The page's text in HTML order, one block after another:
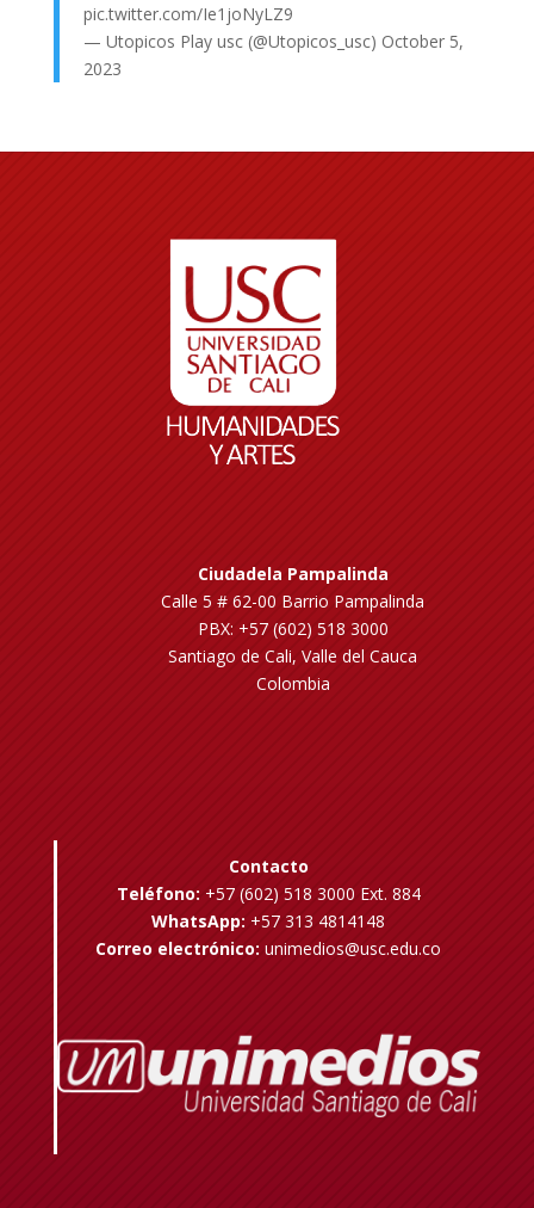
pic.twitter.com/Ie1joNyLZ9
— Utopicos Play usc (@Utopicos_usc) October 5,
2023
Ciudadela Pampalinda
Calle 5 # 62-00 Barrio Pampalinda
PBX: +57 (602) 518 3000
Santiago de Cali, Valle del Cauca
Colombia
Contacto
Teléfono: +57 (602) 518 3000 Ext. 884
WhatsApp: +57 313 4814148
Correo electrónico: unimedios@usc.edu.co